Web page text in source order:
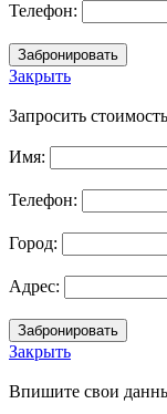
Телефон:
Закрыть
Запросить
Имя:
Телефон:
Город:
Адрес:
Закрыть
Впишите свои